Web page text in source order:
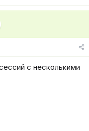
с несколькими